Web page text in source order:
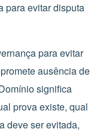
para evitar disputa
para evitar
ausência de
significa
prova existe, qual
deve ser evitada,